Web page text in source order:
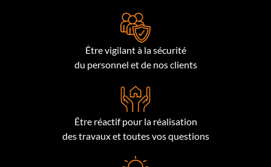
Être vigilant à la sécurité
du personnel et de nos clients
Être réactif pour la réalisation
des travaux et toutes vos questions